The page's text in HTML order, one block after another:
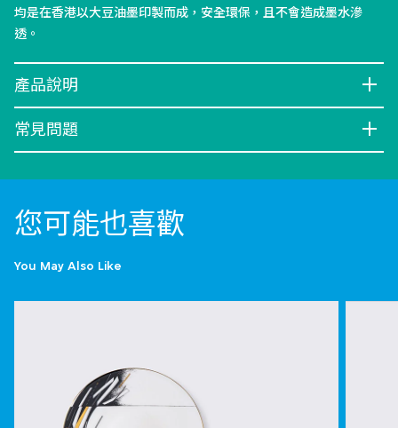
均是在香港以大豆油墨印製而成，安全環保，且不會造成墨水滲
透。
產品說明
常見問題
您可能也喜歡
You May Also Like